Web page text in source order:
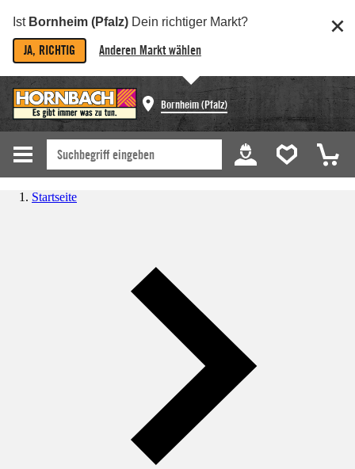
Ist Bornheim (Pfalz) Dein richtiger Markt?
JA, RICHTIG Anderen Markt wählen
Bornheim (Pfalz)
Startseite